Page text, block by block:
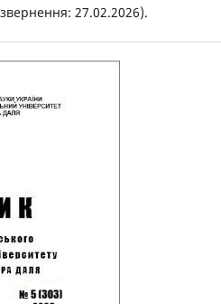
27.02.2026).